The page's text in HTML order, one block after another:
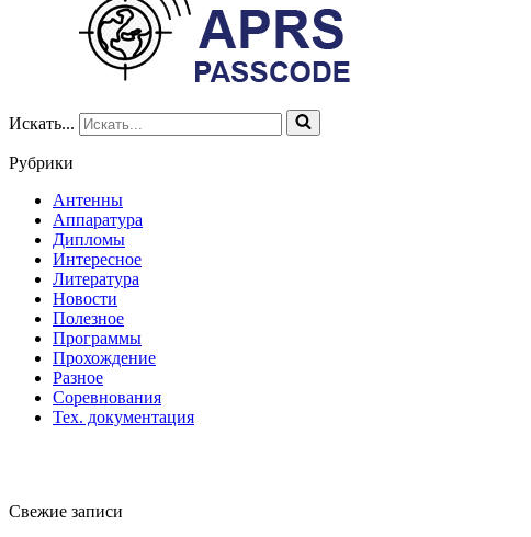
Искать...
Рубрики
Антенны
Аппаратура
Дипломы
Интересное
Литература
Новости
Полезное
Программы
Прохождение
Разное
Соревнования
Тех. документация
Свежие записи